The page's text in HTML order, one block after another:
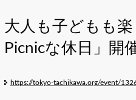
大人も子どもも
Picnicな休日」開
https://tokyo-tachikawa.org/event/